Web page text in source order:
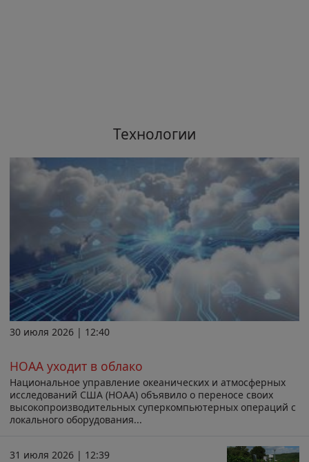
Технологии
30 июля 2026 | 12:40
НОАА уходит в облако
Национальное управление океанических и атмосферных
исследований США (НОАА) объявило о переносе своих
высокопроизводительных суперкомпьютерных операций с
локального оборудования...
31 июля 2026 | 12:39